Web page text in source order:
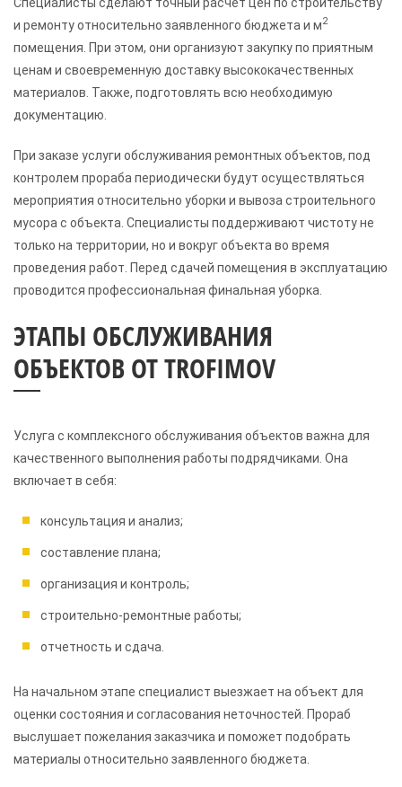
и ремонту относительно заявленного бюджета и м2
помещения. При этом, они организуют закупку по приятным
ценам и своевременную доставку высококачественных
материалов. Также, подготовлять всю необходимую
документацию.
При заказе услуги обслуживания ремонтных объектов, под
контролем прораба периодически будут осуществляться
мероприятия относительно уборки и вывоза строительного
мусора с объекта. Специалисты поддерживают чистоту не
только на территории, но и вокруг объекта во время
проведения работ. Перед сдачей помещения в эксплуатацию
проводится профессиональная финальная уборка.
ЭТАПЫ ОБСЛУЖИВАНИЯ
ОБЪЕКТОВ ОТ TROFIMOV
Услуга с комплексного обслуживания объектов важна для
качественного выполнения работы подрядчиками. Она
включает в себя:
консультация и анализ;
составление плана;
организация и контроль;
строительно-ремонтные работы;
отчетность и сдача.
На начальном этапе специалист выезжает на объект для
оценки состояния и согласования неточностей. Прораб
выслушает пожелания заказчика и поможет подобрать
материалы относительно заявленного бюджета.